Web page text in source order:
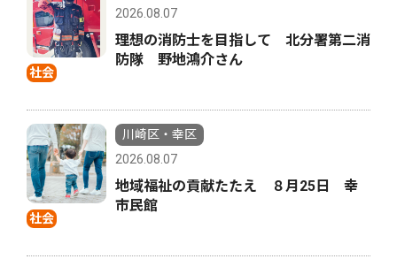
社会
2026.08.07
理想の消防士を目指して 北分署第二消
防隊 野地鴻介さん
社会
川崎区・幸区
2026.08.07
地域福祉の貢献たたえ ８月25日 幸
市民館